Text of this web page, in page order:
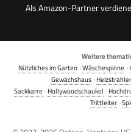
Als Amazon-Partner
Weitere
Nützliches im Garten·Wäschespinne ·
Gewächshaus·Heizstrahler
Sackkarre ·Hollywoodschaukel ·
Trittleiter·